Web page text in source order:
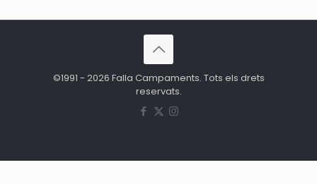
©1991 - 2026 Falla Campaments. Tots els drets
reservats.